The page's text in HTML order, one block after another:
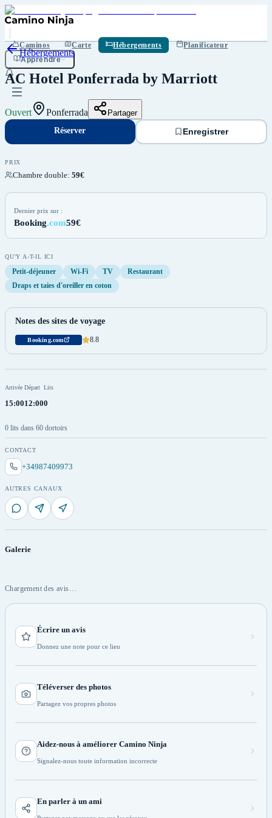
Caminos Carte Hébergements
Planificateur
Apprendre
Hébergements
AC Hotel Ponferrada by Marriott
Ouvert Ponferrada Partager
Réserver
Réserver Enregistrer
PRIX
Chambre double: 59€
Dernier prix sur :
Booking.com59€
QU'Y A-T-IL ICI
Petit-déjeuner Wi-Fi TV
Restaurant
Draps et taies d'oreiller en coton
Notes des sites de voyage
Booking.com 8.8
Arrivée
15:00
Départ
12:00
Lits
0
0 lits dans 60 dortoirs
CONTACT
+34987409973
AUTRES CANAUX
Galerie
Chargement des avis…
Écrire un avis
Donnez une note pour ce lieu
Téléverser des photos
Partagez vos propres photos
Aidez-nous à améliorer Camino Ninja
Signalez-nous toute information incorrecte
En parler à un ami